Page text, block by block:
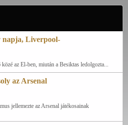
napja, Liverpool-
az El-ben, miután a Besiktas ledolgozta...
az Arsenal
jellemezte az Arsenal játékosainak